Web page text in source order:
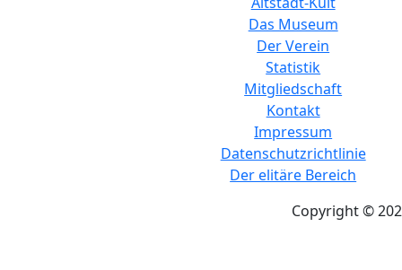
Das Museum
Der Verein
Statistik
Mitgliedschaft
Kontakt
Impressum
Datenschutzrichtlinie
Der elitäre Bereich
Copyright ©